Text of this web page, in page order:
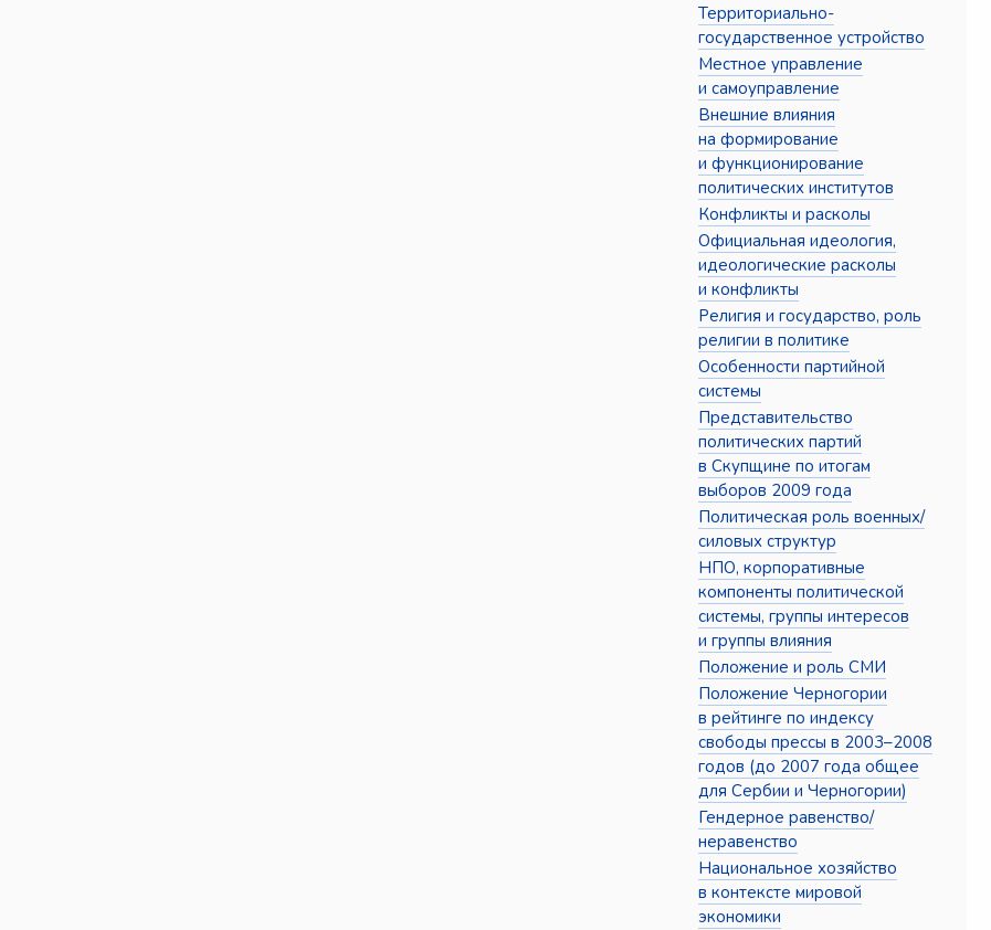
Территориально-
государственное устройство
Местное управление
и самоуправление
Внешние влияния
на формирование
и функционирование
политических институтов
Конфликты и расколы
Официальная идеология,
идеологические расколы
и конфликты
Религия и государство, роль
религии в политике
Особенности партийной
системы
Представительство
политических партий
в Скупщине по итогам
выборов 2009 года
Политическая роль военных/
силовых структур
НПО, корпоративные
компоненты политической
системы, группы интересов
и группы влияния
Положение и роль СМИ
Положение Черногории
в рейтинге по индексу
свободы прессы в 2003–2008
годов (до 2007 года общее
для Сербии и Черногории)
Гендерное равенство/
неравенство
Национальное хозяйство
в контексте мировой
экономики